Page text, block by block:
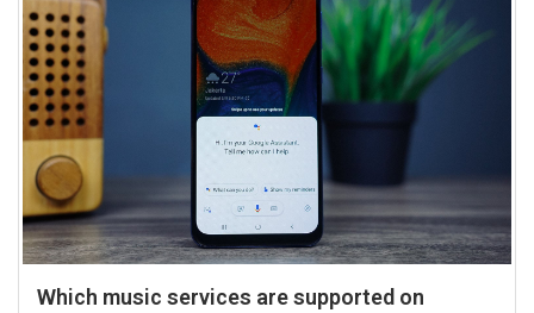
Which music services are supported on